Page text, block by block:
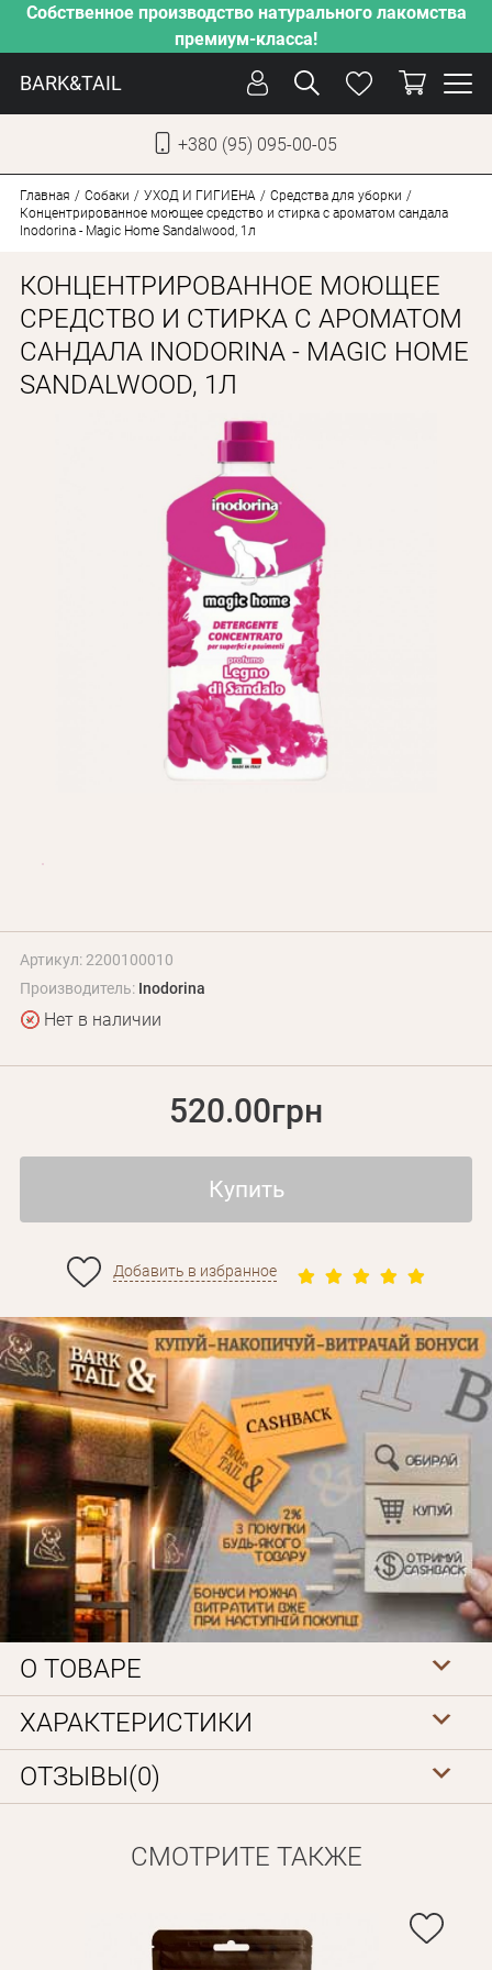
Собственное производство натурального лакомства
премиум-класса!
BARK&TAIL
+380 (95) 095-00-05
ЗАБОТА
ОТ ЖАРЫ
НАШЕ ПРОИЗВОДСТВО
АКЦИИ
ДЛЯ КОТОВ
Оплата и доставка
Программа лояльности
О Нас
Оптовым клиентам
Контакты
+380 (95) 095-00-05
Главная Собаки УХОД И ГИГИЕНА
Средства для уборки
Концентрированное моющее средство и стирка с ароматом сандала
Inodorina - Magic Home Sandalwood, 1л
КОНЦЕНТРИРОВАННОЕ МОЮЩЕЕ
СРЕДСТВО И СТИРКА С АРОМАТОМ
САНДАЛА INODORINA - MAGIC HOME
SANDALWOOD, 1Л
Артикул: 2200100010
Производитель: Inodorina
Нет в наличии
520.00грн
Купить
Добавить в избранное
О ТОВАРЕ
ХАРАКТЕРИСТИКИ
ОТЗЫВЫ(0)
СМОТРИТЕ ТАКЖЕ
Личные данные
Вам на почту будет отправленно письмо с сылкой для